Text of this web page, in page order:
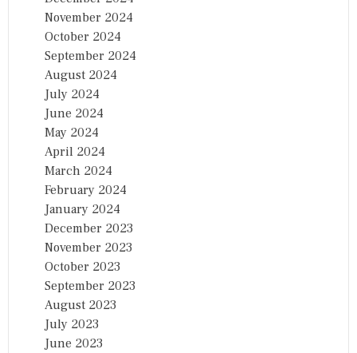
November 2024
October 2024
September 2024
August 2024
July 2024
June 2024
May 2024
April 2024
March 2024
February 2024
January 2024
December 2023
November 2023
October 2023
September 2023
August 2023
July 2023
June 2023